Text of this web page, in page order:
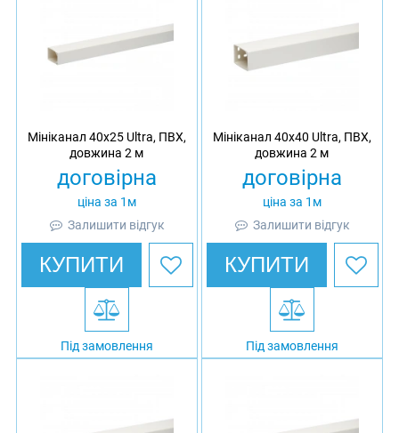
Мініканал 40х25 Ultra, ПВХ,
довжина 2 м
договірна
ціна за 1м
Залишити відгук
КУПИТИ
Під замовлення
Мініканал 40х40 Ultra, ПВХ,
довжина 2 м
договірна
ціна за 1м
Залишити відгук
КУПИТИ
Під замовлення